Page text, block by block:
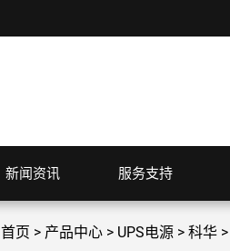
新闻资讯 服务支持
首页 > 产品中心> UPS电源> 科华>